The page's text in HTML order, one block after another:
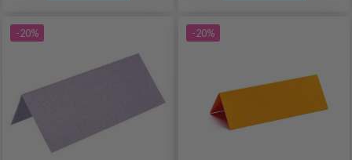
-20% -20%